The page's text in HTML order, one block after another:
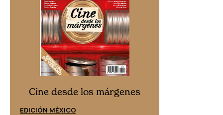
Cine desde los márgenes
EDICIÓN MÉXICO